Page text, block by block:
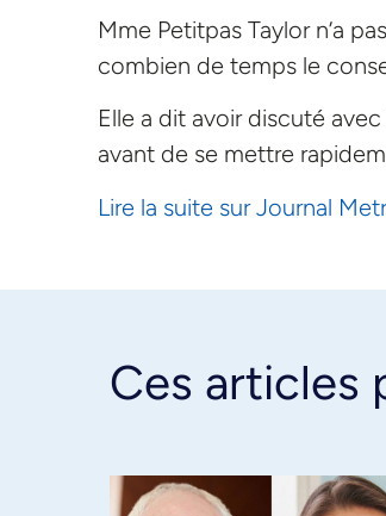
Mme Petitpas Taylor n’a
combien de temps le
Elle a dit avoir discuté
avant de se mettre
Lire la suite sur Journal
Ces articles